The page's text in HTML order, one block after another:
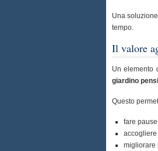
Una
tempo.
Il valore
Un elemento
giardino
Questo
fare
migliorare